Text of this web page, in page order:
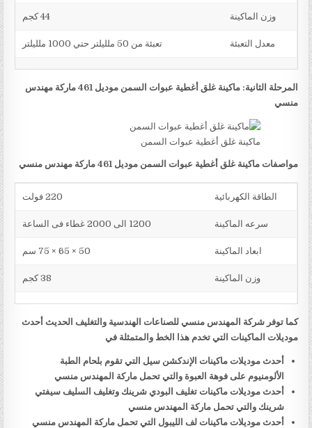
وزن الماكينة 44 كجم
معدل التعبئة تعبئة من 50 ملليلتر حتي 1000 ملليلتر
المرحلة الثانية: ماكينة غلق أغطية عبوات السمن موديل 461 ماركة مهندس
منسي
ماكينة غلق أغطية عبوات السمن
مواصفات ماكينة غلق أغطية عبوات السمن موديل 461 ماركة مهندس منسي
الطاقة الكهربائية 220 فولت
سرعه الماكينة 1200 الى 2000 غطاء فى الساعة
ابعاد الماكينة 50 × 65 × 75 سم
وزن الماكينة 38 كجم
كما توفر شركة المهندس منسي للصناعات الهندسية والتغليف الحديث أحدث
موديلات الماكينات التي تخدم هذا الخط والمتمثلة في
أحدث موديلات ماكينات الإندكشن سيل التي تقوم بلحام الطبة
الألومنيوم على فوهة العبوة والتي تحمل ماركة المهندس منسي
أحدث موديلات ماكينات تغليف البودي شرينك وتغليف السليف سيفتي
شرينك والتي تحمل ماركة المهندس منسي
أحدث موديلات ماكينات لف الليبول التي تحمل ماركة المهندس منسي